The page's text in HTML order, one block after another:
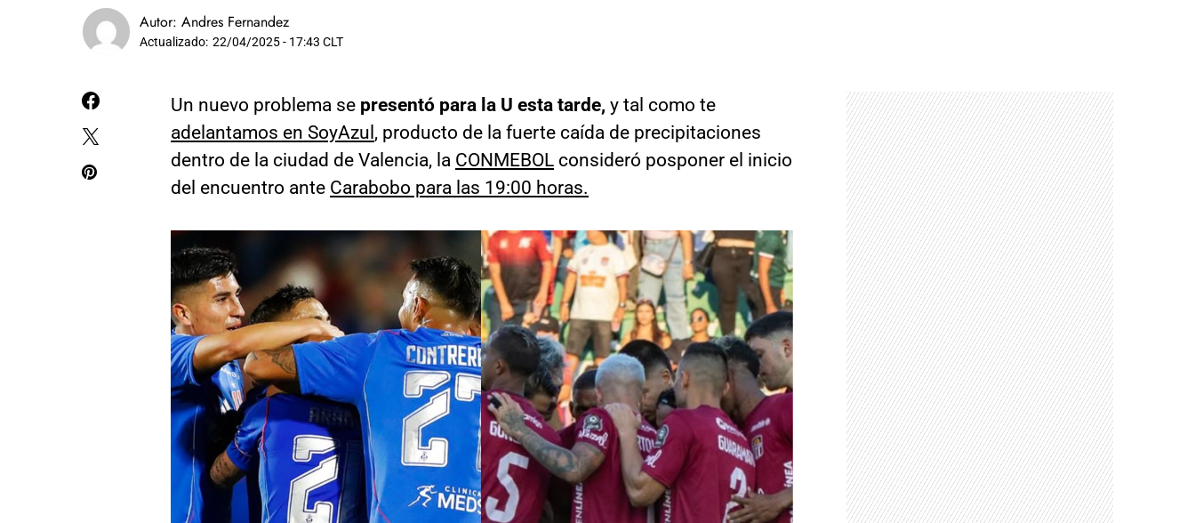
Autor: Andres Fernandez
Actualizado: 22/04/2025 - 17:43 CLT
Un nuevo problema se presentó para la U esta tarde, y tal como te
adelantamos en SoyAzul , producto de la fuerte caída de precipitaciones
dentro de la ciudad de Valencia, la CONMEBOL consideró posponer el inicio
del encuentro ante Carabobo para las 19:00 horas.